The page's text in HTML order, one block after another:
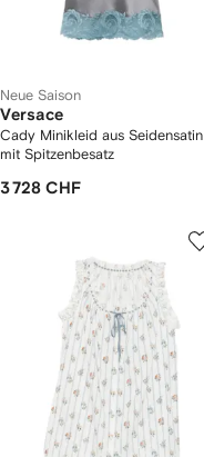
Neue Saison
Versace
Cady Minikleid aus Seidensatin
mit Spitzenbesatz
3 728 CHF